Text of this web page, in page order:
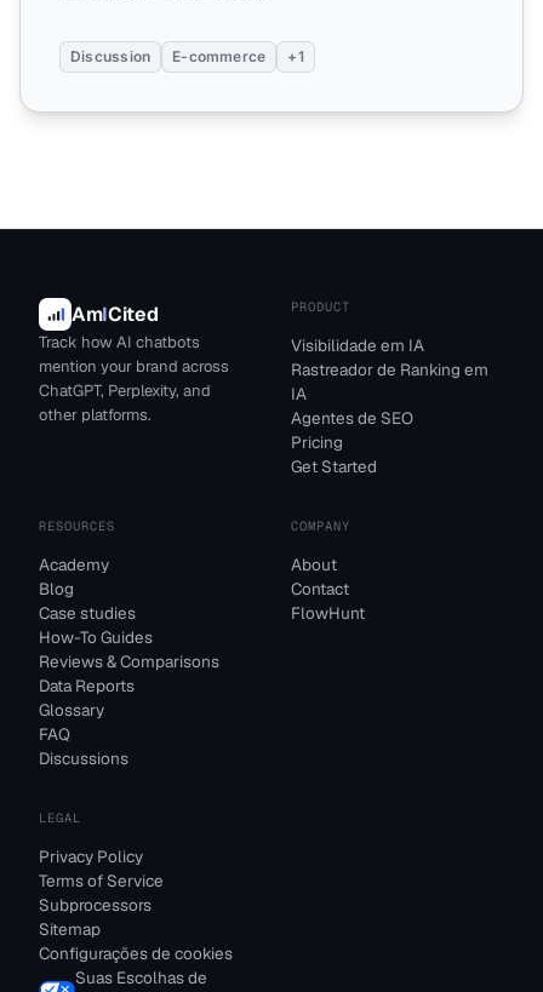
Discussion E-commerce +1
AmICited
Track how AI chatbots
mention your brand across
ChatGPT, Perplexity, and
other platforms.
PRODUCT
Visibilidade em IA
Rastreador de Ranking em
IA
Agentes de SEO
Pricing
Get Started
RESOURCES
Academy
Blog
Case studies
How-To Guides
Reviews & Comparisons
Data Reports
Glossary
FAQ
Discussions
COMPANY
About
Contact
FlowHunt
LEGAL
Privacy Policy
Terms of Service
Subprocessors
Sitemap
Configurações de cookies
Suas Escolhas de